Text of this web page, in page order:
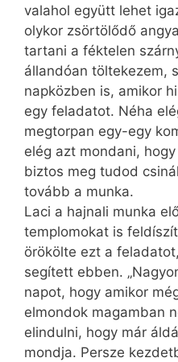
valahol együtt lehet
olykor zsörtölődő
tartani a féktelen
állandóan töltekezem,
napközben is, amikor
egy feladatot. Néha
megtorpan egy-egy
elég azt mondani,
biztos meg tudod
tovább a munka.
Laci a hajnali munka
templomokat is
örökölte ezt a
segített ebben.
napot, hogy amikor
elmondok magamban
elindulni, hogy már
mondja. Persze